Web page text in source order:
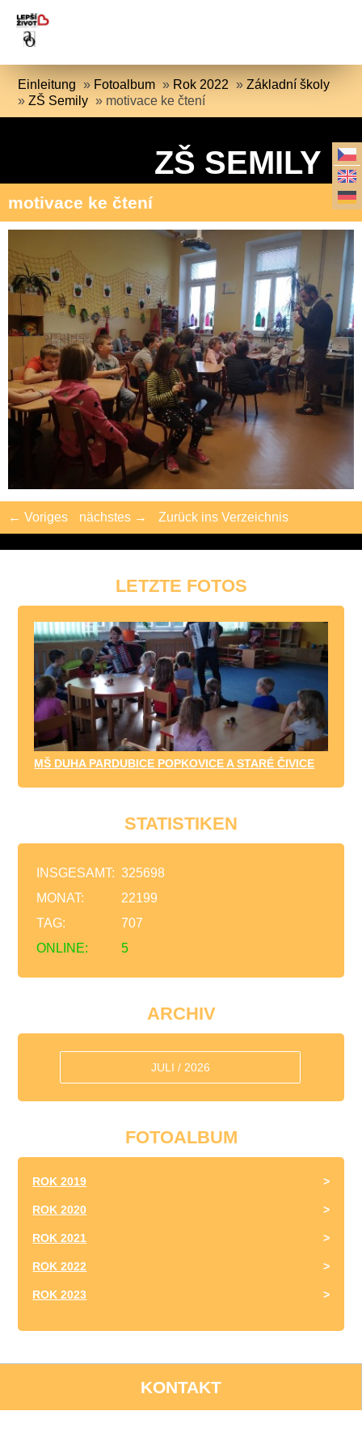
Einleitung » Fotoalbum » Rok 2022 »Základní školy
»ZŠ Semily » motivace ke čtení
ZŠ SEMILY
motivace ke čtení
← Voriges nächstes → Zurück ins Verzeichnis
LETZTE FOTOS
MŠ DUHA PARDUBICE POPKOVICE A STARÉ ČIVICE
STATISTIKEN
ONLINE: 5
INSGESAMT: 325698
MONAT:
22199
TAG:
707
ARCHIV
JULI / 2026
FOTOALBUM
ROK 2019
ROK 2020
ROK 2021
ROK 2022
ROK 2023
KONTAKT